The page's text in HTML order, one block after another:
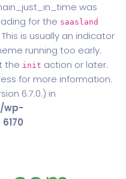
was
for the saasland
is usually an indicator
running too early.
the init action or later.
for more information.
6.7.0.) in
wp-
6170